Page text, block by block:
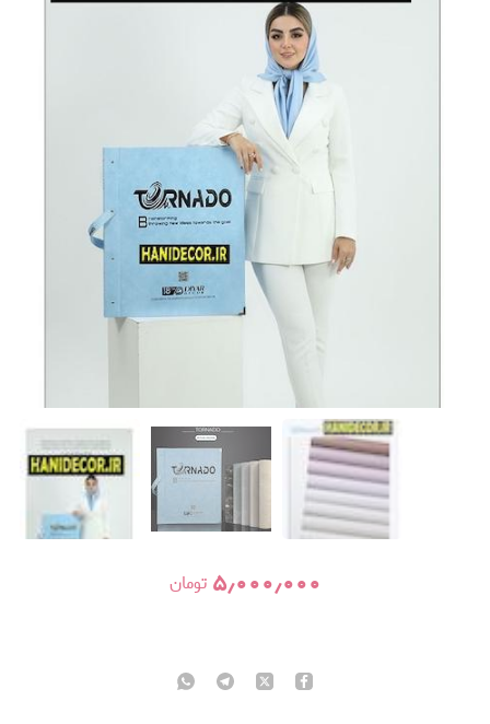
۵٫۰۰۰٫۰۰۰ تومان